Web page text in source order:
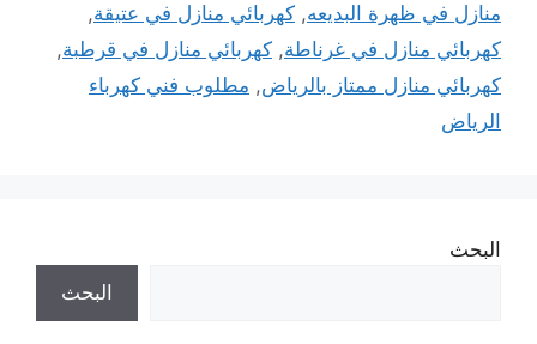
منازل في ظهرة البديعه, كهربائي منازل في عتيقة,
كهربائي منازل في غرناطة, كهربائي منازل في قرطبة,
كهربائي منازل ممتاز بالرياض, مطلوب فني كهرباء
الرياض
البحث
البحث